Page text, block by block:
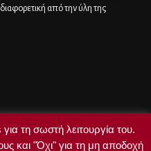
από την ύλη της
τη σωστή λειτουργία του.
και "Όχι" για τη μη αποδοχή